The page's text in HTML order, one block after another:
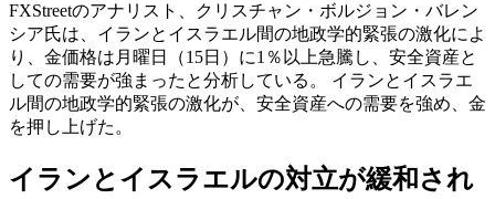
FXStreetのアナリスト、クリスチャン・ボルジョン・バレン
シア氏は、イランとイスラエル間の地政学的緊張の激化によ
り、金価格は月曜日（15日）に1％以上急騰し、安全資産と
しての需要が強まったと分析している。 イランとイスラエ
ル間の地政学的緊張の激化が、安全資産への需要を強め、金
を押し上げた。
イランとイスラエルの対立が緩和され